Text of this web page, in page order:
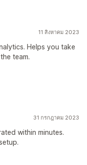
11 สิงหาคม 2023
Helps you take
team.
31 กรกฎาคม 2023
within minutes.